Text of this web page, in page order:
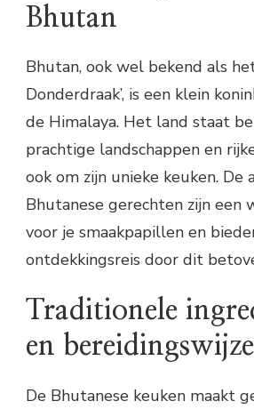
Bhutan
Bhutan, ook wel bekend als
Donderdraak’, is een klein
de Himalaya. Het land staat
prachtige landschappen en
ook om zijn unieke keuken. De
Bhutanese gerechten zijn een
voor je smaakpapillen en
ontdekkingsreis door dit
Traditionele
en
De Bhutanese keuken maakt